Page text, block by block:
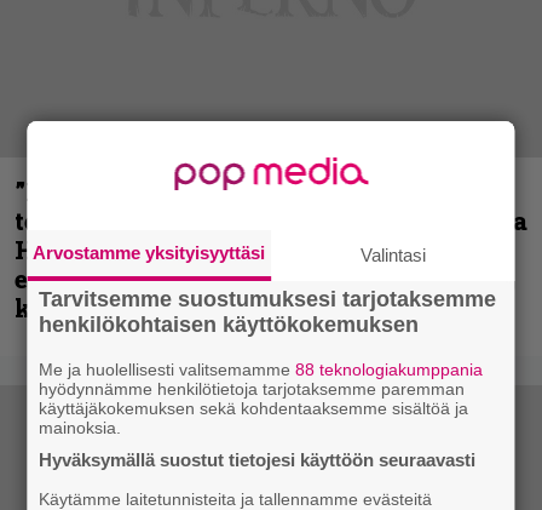
”Metallica on tiukempi kuin koskaan ja
te haluatte jonkun nulikan yrittävän olla
Hetfield?” – Pepper Keenan muisteli
ensimmäistä koesoittoaan hevijätin
kanssa
Arvostamme yksityisyyttäsi Valintasi
Tarvitsemme suostumuksesi tarjotaksemme
henkilökohtaisen käyttökokemuksen
Me ja huolellisesti valitsemamme88 teknologiakumppania
hyödynnämme henkilötietoja tarjotaksemme paremman
käyttäjäkokemuksen sekä kohdentaaksemme sisältöä ja
mainoksia.
Hyväksymällä suostut tietojesi käyttöön seuraavasti
Käytämme laitetunnisteita ja tallennamme evästeitä